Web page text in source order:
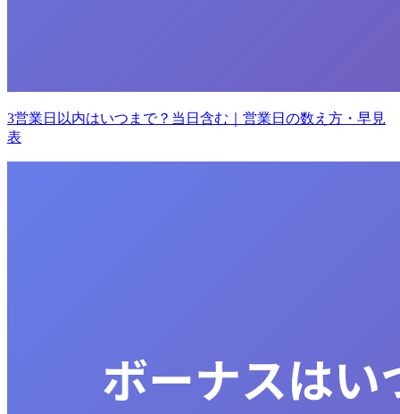
3営業日以内はいつまで？当日含む｜営業日の数え方・早見
表